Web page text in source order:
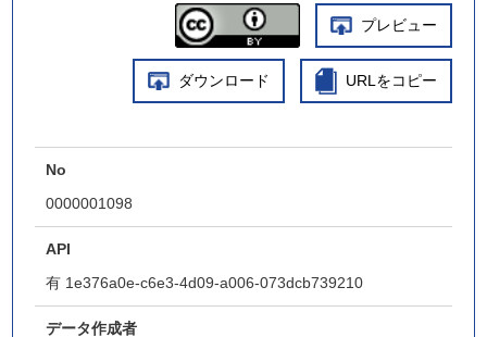
プレビュー
ダウンロード URLをコピー
No
0000001098
API
有 1e376a0e-c6e3-4d09-a006-073dcb739210
データ作成者